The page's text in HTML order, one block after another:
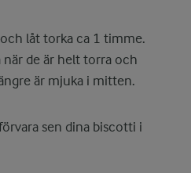
låt torka ca 1 timme.
när de är helt torra och
är mjuka i mitten.
sen dina biscotti i